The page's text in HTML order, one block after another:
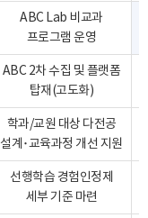
ABC Lab 비교과
프로그램 운영
ABC 2차 수집 및 플랫폼
탑재(고도화)
학과/교원 대상 다전공
설계･교육과정 개선 지원
선행학습 경험인정제
세부 기준 마련